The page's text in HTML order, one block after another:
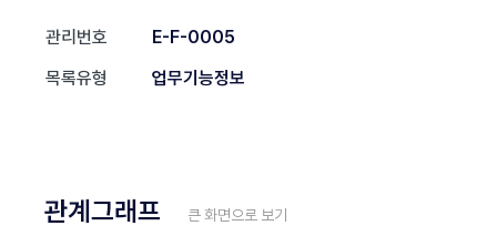
관리번호
E-F-0005
목록유형
업무기능정보
관계그래프 큰 화면으로 보기